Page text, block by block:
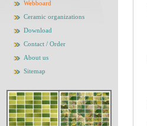
Webboard
Ceramic organizations
Download
Contact / Order
About us
Sitemap